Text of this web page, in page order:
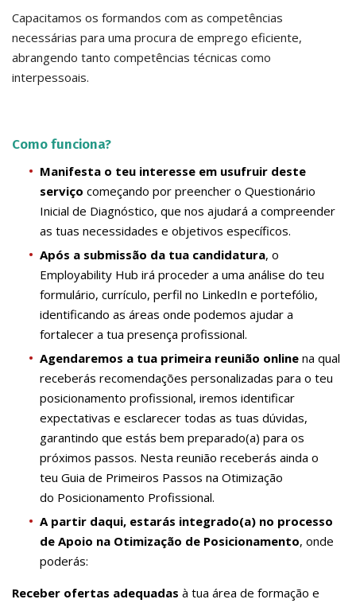
Capacitamos os formandos com as competências
necessárias para uma procura de emprego eficiente,
abrangendo tanto competências técnicas como
interpessoais.
Como funciona?
Manifesta o teu interesse em usufruir deste
serviço começando por preencher o Questionário
Inicial de Diagnóstico, que nos ajudará a compreender
as tuas necessidades e objetivos específicos.
Após a submissão da tua candidatura, o
Employability Hub irá proceder a uma análise do teu
formulário, currículo, perfil no LinkedIn e portefólio,
identificando as áreas onde podemos ajudar a
fortalecer a tua presença profissional.
Agendaremos a tua primeira reunião online na qual
receberás recomendações personalizadas para o teu
posicionamento profissional, iremos identificar
expectativas e esclarecer todas as tuas dúvidas,
garantindo que estás bem preparado(a) para os
próximos passos. Nesta reunião receberás ainda o
teu Guia de Primeiros Passos na Otimização
do Posicionamento Profissional.
A partir daqui, estarás integrado(a) no processo
de Apoio na Otimização de Posicionamento, onde
poderás:
Receber ofertas adequadas à tua área de formação e